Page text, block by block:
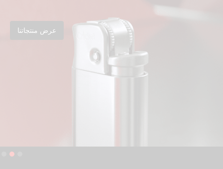
عرض منتجاتنا
Slide 2 of 3.